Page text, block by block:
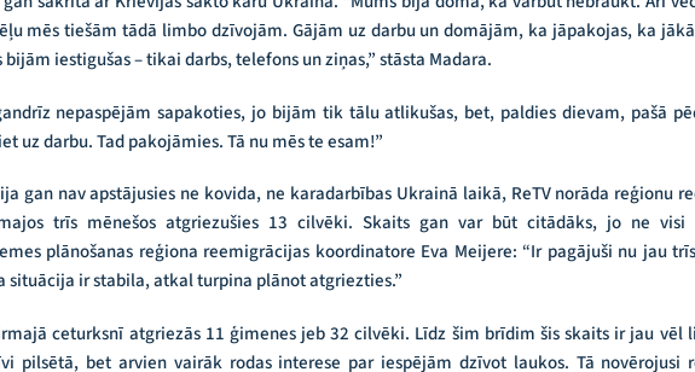
mēs tiešām tādā limbo dzīvojām. Gājām uz darbu un domājām, ka jāpakojas, ka
iestigušas – tikai darbs, telefons un ziņas,” stāsta Madara.
nepaspējām sapakoties, jo bijām tik tālu atlikušas, bet, paldies dievam, pašā
uz darbu. Tad pakojāmies. Tā nu mēs te esam!”
gan nav apstājusies ne kovida, ne karadarbības Ukrainā laikā, ReTV norāda reģionu
trīs mēnešos atgriezušies 13 cilvēki. Skaits gan var būt citādāks, jo ne
plānošanas reģiona reemigrācijas koordinatore Eva Meijere: “Ir pagājuši nu jau
situācija ir stabila, atkal turpina plānot atgriezties.”
ceturksnī atgriezās 11 ģimenes jeb 32 cilvēki. Līdz šim brīdim šis skaits ir jau vēl
pilsētā, bet arvien vairāk rodas interese par iespējām dzīvot laukos. Tā novērojusi